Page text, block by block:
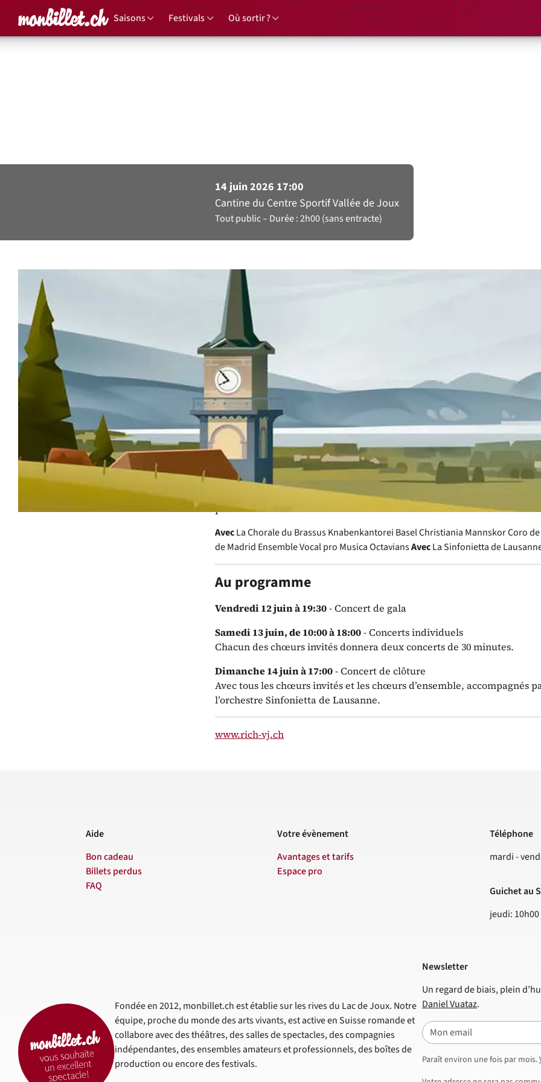
Accueil Saisons Festivals Où sortir ?
14 juin 2026 17:00
Cantine du Centre Sportif Vallée de Joux
Tout public Durée : 2h00 (sans entracte)
Au cœur de la Vallée de Joux, entre lacs et
perpétue désormais une tradition musicale
d’exception : les Rencontres Internationales
d’Hommes (RICHVJ) !
L’édition 2026 s’annonce particulièrement ambitieuse. Cette année, ce
chœurs venus de Suisse, de Norvège, d’Espagne, du Portugal et
porteurs de traditions et de répertoires variés, qui feront vibrer la
rythme de concerts, de moments d’échange et de découverte. Ces
bien plus qu’un simple festival : elles sont un mélange de fraternité,
la diversité des voix s’unit pour célébrer la beauté du chant et la
patrimoine musical.
AvecLa Chorale du BrassusKnabenkantorei BaselChristiania MannskorCoro
de Madrid Ensemble Vocal pro MusicaOctaviansAvecLa Sinfonietta de
Au programme
Vendredi 12 juin à 19:30- Concert de gala
Samedi 13 juin, de 10:00 à 18:00- Concerts individuels
Chacun des chœurs invités donnera deux concerts de 30 minutes.
Dimanche 14 juin à 17:00- Concert de clôture
Avec tous les chœurs invités et les chœurs d’ensemble, accompagnés
l’orchestre Sinfonietta de Lausanne.
www.rich-vj.ch
Aide
Bon cadeau
Billets perdus
FAQ
Votre évènement
Avantages et tarifs
Espace pro
Contact
Téléphone
mardi -
Guichet au
jeudi:
Fondée en 2012, monbillet.ch est établie sur les rives du Lac de Joux. Notre
équipe, proche du monde des arts vivants, est active en Suisse romande et
collabore avec des théâtres, des salles de spectacles, des compagnies
indépendantes, des ensembles amateurs et professionnels, des boîtes de
production ou encore des festivals.
Newsletter
Un regard de biais, plein
Daniel Vuataz.
E-mail
Paraît environ une fois par mois.